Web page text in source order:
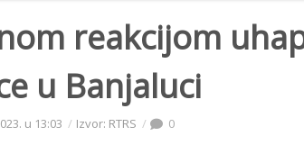
reakcijom
u Banjaluci
u 13:03 Izvor: RTRS 0